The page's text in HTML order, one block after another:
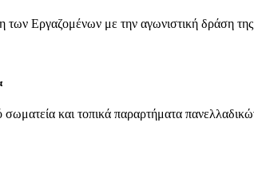
Εργαζομένων με την αγωνιστική δράση της
σωματεία και τοπικά παραρτήματα